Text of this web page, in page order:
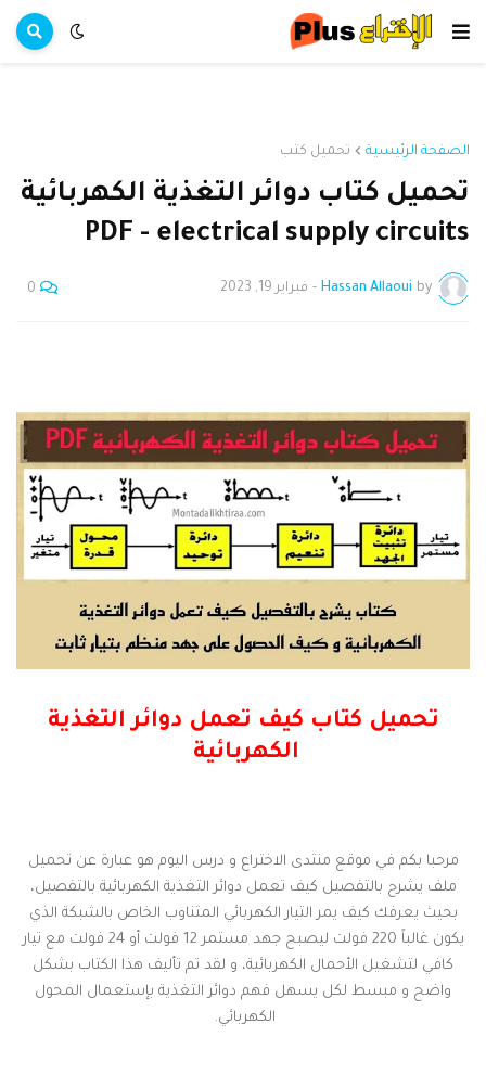
الصفحة الرئيسية تحميل كتب
تحميل كتاب دوائر التغذية الكهربائية
PDF - electrical supply circuits
by
Hassan Allaoui
- فبراير 19, 2023 0
تحميل كتاب كيف تعمل دوائر التغذية
الكهربائية
مرحبا بكم في موقع منتدى الاختراع و درس اليوم هو عبارة عن تحميل
ملف يشرح بالتفصيل كيف تعمل دوائر التغذية الكهربائية بالتفصيل،
بحيث يعرفك كيف يمر التيار الكهربائي المتناوب الخاص بالشبكة الذي
يكون غالباً 220 فولت ليصبح جهد مستمر 12 فولت أو 24 فولت مع تيار
كافي لتشغيل الأحمال الكهربائية، و لقد تم تأليف هذا الكتاب بشكل
واضح و مبسط لكل يسهل فهم دوائر التغذية بإستعمال المحول
الكهربائي.